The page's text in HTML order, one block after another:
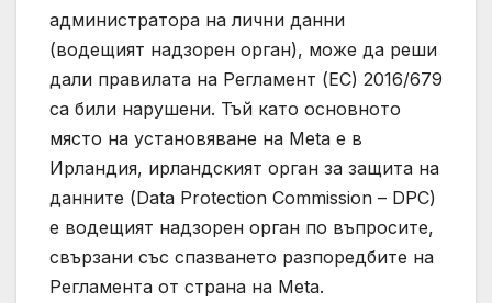
администратора на лични данни
(водещият надзорен орган), може да реши
дали правилата на Регламент (ЕС) 2016/679
са били нарушени. Тъй като основното
място на установяване на Meta е в
Ирландия, ирландският орган за защита на
данните (Data Protection Commission – DPC)
е водещият надзорен орган по въпросите,
свързани със спазването разпоредбите на
Регламента от страна на Meta.